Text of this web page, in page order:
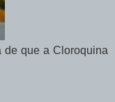
de que a Cloroquina